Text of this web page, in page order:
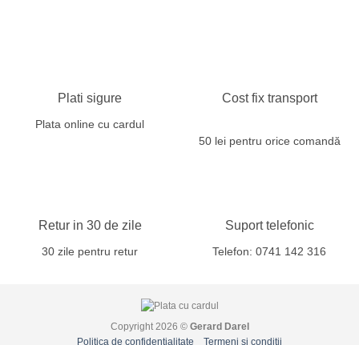
Plati sigure
Plata online cu cardul
Cost fix transport
50 lei pentru orice comandă
Retur in 30 de zile
30 zile pentru retur
Suport telefonic
Telefon: 0741 142 316
Copyright 2026 © Gerard Darel
Politica de confidențialitate
Termeni și condiții